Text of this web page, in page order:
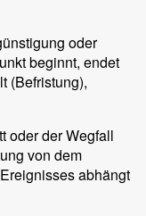
oder
beginnt, endet
(Befristung),
oder der Wegfall
von dem
abhängt